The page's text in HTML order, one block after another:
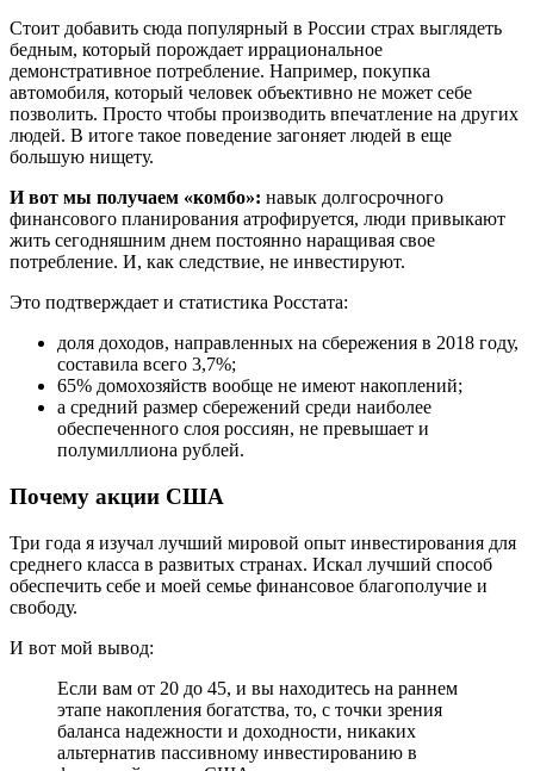
Стоит добавить сюда популярный в России страх выглядеть
бедным, который порождает иррациональное
демонстративное потребление. Например, покупка
автомобиля, который человек объективно не может себе
позволить. Просто чтобы производить впечатление на других
людей. В итоге такое поведение загоняет людей в еще
большую нищету.
И вот мы получаем «комбо»: навык долгосрочного
финансового планирования атрофируется, люди привыкают
жить сегодняшним днем постоянно наращивая свое
потребление. И, как следствие, не инвестируют.
Это подтверждает и статистика Росстата:
доля доходов, направленных на сбережения в 2018 году,
составила всего 3,7%;
65% домохозяйств вообще не имеют накоплений;
а средний размер сбережений среди наиболее
обеспеченного слоя россиян, не превышает и
полумиллиона рублей.
Почему акции США
Три года я изучал лучший мировой опыт инвестирования для
среднего класса в развитых странах. Искал лучший способ
обеспечить себе и моей семье финансовое благополучие и
свободу.
И вот мой вывод:
Если вам от 20 до 45, и вы находитесь на раннем
этапе накопления богатства, то, с точки зрения
баланса надежности и доходности, никаких
альтернатив пассивному инвестированию в